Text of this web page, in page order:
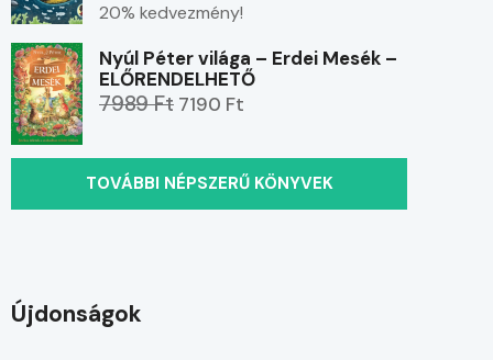
20% kedvezmény!
Nyúl Péter világa – Erdei Mesék –
ELŐRENDELHETŐ
7989 Ft 7190 Ft
TOVÁBBI NÉPSZERŰ KÖNYVEK
Újdonságok